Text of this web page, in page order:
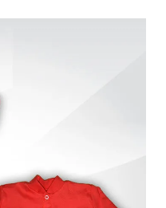
17.00
39
44 39